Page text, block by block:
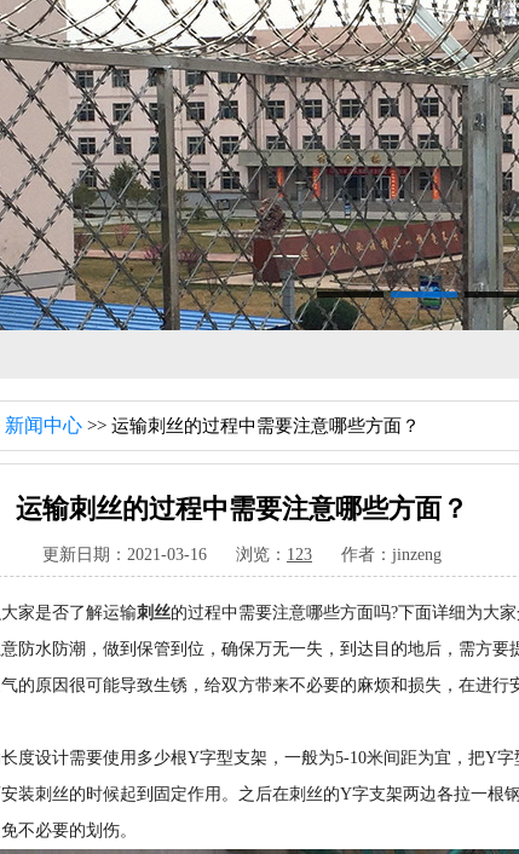
新闻中心 >> 运输刺丝的过程中需要注意哪些方面？
运输刺丝的过程中需要注意哪些方面？
更新日期：2021-03-16 浏览： 123 作者：jinzeng
家是否了解运输刺丝的过程中需要注意哪些方面吗?下面详细为大家
水防潮，做到保管到位，确保万无一失，到达目的地后，需方要
的原因很可能导致生锈，给双方带来不必要的麻烦和损失，在进行
设计需要使用多少根Y字型支架，一般为5-10米间距为宜，把Y字
装刺丝的时候起到固定作用。之后在刺丝的Y字支架两边各拉一根
不必要的划伤。